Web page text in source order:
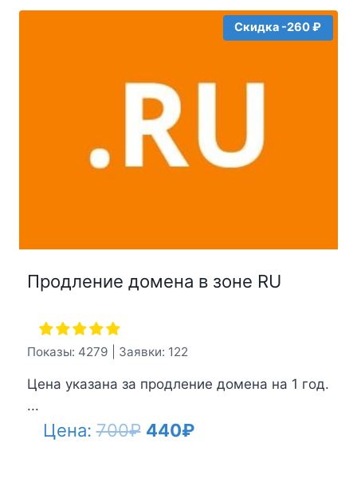
Скидка -260 ₽
Продление домена в зоне RU
Показы: 4279 | Заявки: 122
Цена указана за продление домена на 1 год.
...
Цена:700₽ Первоначальная
440₽Текущая